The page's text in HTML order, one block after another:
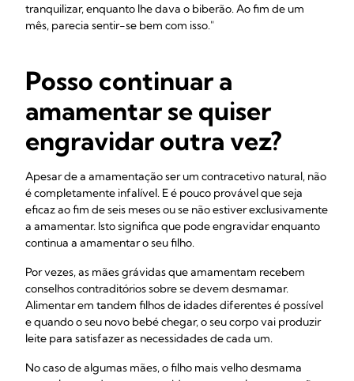
tranquilizar, enquanto lhe dava o biberão. Ao fim de um
mês, parecia sentir-se bem com isso."
Posso continuar a
amamentar se quiser
engravidar outra vez?
Apesar de a amamentação ser um contracetivo natural, não
é completamente infalível. E é pouco provável que seja
eficaz ao fim de seis meses ou se não estiver exclusivamente
a amamentar. Isto significa que pode engravidar enquanto
continua a amamentar o seu filho.
Por vezes, as mães grávidas que amamentam recebem
conselhos contraditórios sobre se devem desmamar.
Alimentar em tandem filhos de idades diferentes é possível
e quando o seu novo bebé chegar, o seu corpo vai produzir
leite para satisfazer as necessidades de cada um.
No caso de algumas mães, o filho mais velho desmama